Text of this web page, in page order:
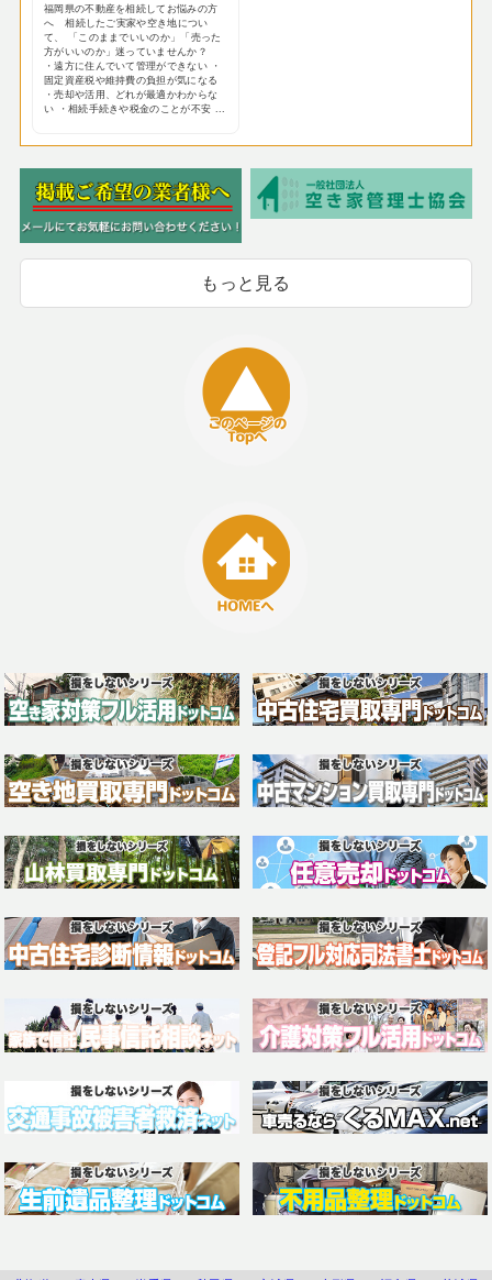
福岡県の不動産を相続してお悩みの方
へ 相続したご実家や空き地につい
て、 「このままでいいのか」「売った
方がいいのか」迷っていませんか？
・遠方に住んでいて管理ができない ・
固定資産税や維持費の負担が気になる
・売却や活用、どれが最適かわからな
い ・相続手続きや税金のことが不安 ...
もっと見る